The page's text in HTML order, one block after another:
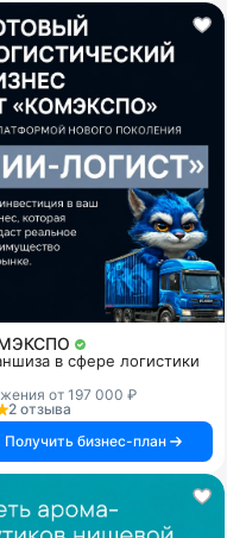
в сфере логистики
от 197 000 ₽
2 отзыва
Получить бизнес-план